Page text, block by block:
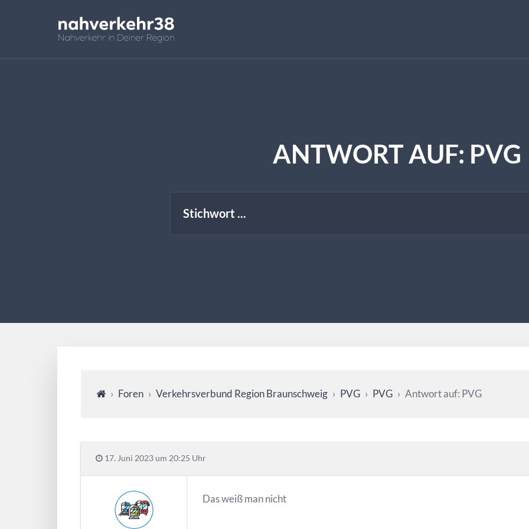
ANTWORT AUF: PVG
› Foren › Verkehrsverbund Region Braunschweig › PVG › PVG › Antwort auf: PVG
17. Juni 2023 um 20:25 Uhr
Das weiß man nicht